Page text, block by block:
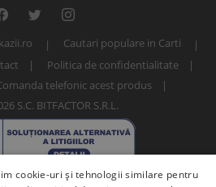
Cautari populare in Carti
Politica de confidentialitate
telefonic acest produs
S.C. BITFACTOR S.R.L.
cookie-uri și tehnologii similare pentru